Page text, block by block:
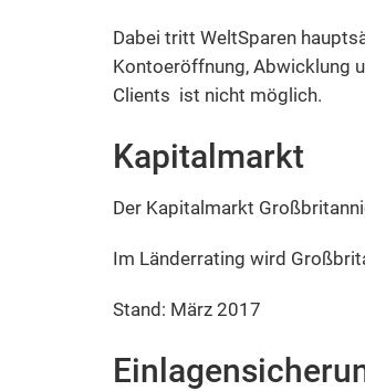
Dabei tritt WeltSparen
Kontoeröffnung, Abwicklung
Clients ist nicht möglich.
Kapitalmarkt
Der Kapitalmarkt
Im Länderrating wird
Stand: März 2017